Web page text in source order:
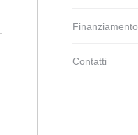
Finanziamento
Contatti